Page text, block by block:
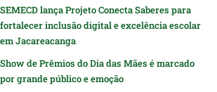
SEMECD lança Projeto Conecta Saberes para
fortalecer inclusão digital e excelência escolar
em Jacareacanga
Show de Prêmios do Dia das Mães é marcado
por grande público e emoção